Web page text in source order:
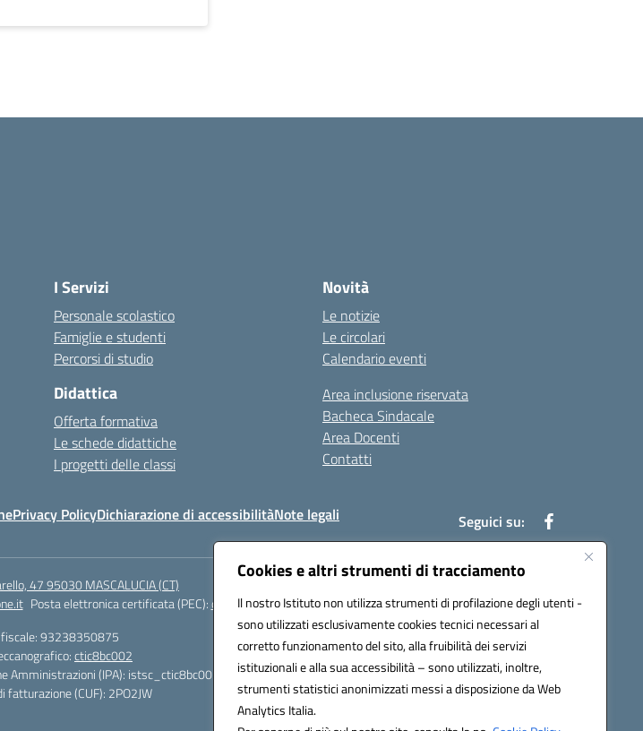
Cookies e altri strumenti di tracciamento
Il nostro Istituto non utilizza strumenti di profilazione degli utenti -
sono utilizzati esclusivamente cookies tecnici necessari al
corretto funzionamento del sito, alla fruibilità dei servizi
istituzionali e alla sua accessibilità – sono utilizzati, inoltre,
strumenti statistici anonimizzati messi a disposizione da Web
Analytics Italia.
I Servizi
Personale scolastico
Famiglie e studenti
Percorsi di studio
Didattica
Offerta formativa
Le schede didattiche
I progetti delle classi
Novità
Le notizie
Le circolari
Calendario eventi
Area inclusione riservata
Bacheca Sindacale
Area Docenti
Contatti
Privacy PolicyDichiarazione di accessibilitàNote legali Seguici su:
47 95030 MASCALUCIA (CT)
Posta elettronica certificata (PEC):ctic8bc002@pec.istruzione.it
fiscale: 93238350875
ctic8bc002
Amministrazioni (IPA): istsc_ctic8bc002
fatturazione (CUF): 2PO2JW